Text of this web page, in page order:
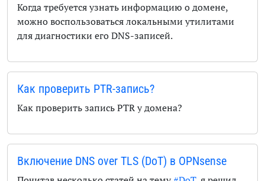
Когда требуется узнать информацию о домене,
можно воспользоваться локальными утилитами
для диагностики его DNS-записей.
Как проверить PTR-запись?
Как проверить запись PTR у домена?
Включение DNS over TLS (DoT) в OPNsense